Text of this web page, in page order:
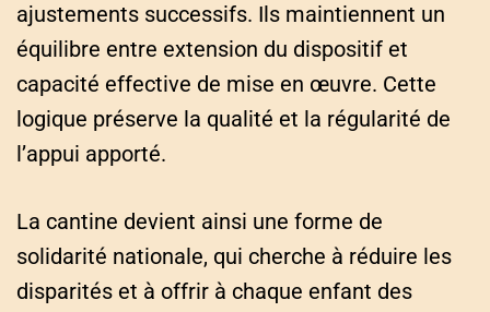
ajustements successifs. Ils maintiennent un
équilibre entre extension du dispositif et
capacité effective de mise en œuvre. Cette
logique préserve la qualité et la régularité de
l’appui apporté.
La cantine devient ainsi une forme de
solidarité nationale, qui cherche à réduire les
disparités et à offrir à chaque enfant des